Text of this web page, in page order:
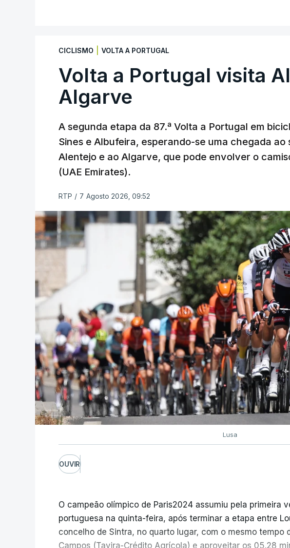
CICLISMO VOLTA A PORTUGAL
Volta a Portugal visita
Algarve
A segunda etapa da 87.ª Volta a Portugal em
Sines e Albufeira, esperando-se uma chegada
Alentejo e ao Algarve, que pode envolver o
(UAE Emirates).
RTP / 7 Agosto 2026, 09:52
Lusa
OUVIR
O campeão olímpico de Paris2024 assumiu pela primeira
portuguesa na quinta-feira, após terminar a etapa entre
concelho de Sintra, no quarto lugar, com o mesmo tempo
Campos (Tavira-Crédito Agrícola) e aproveitar os 05.28